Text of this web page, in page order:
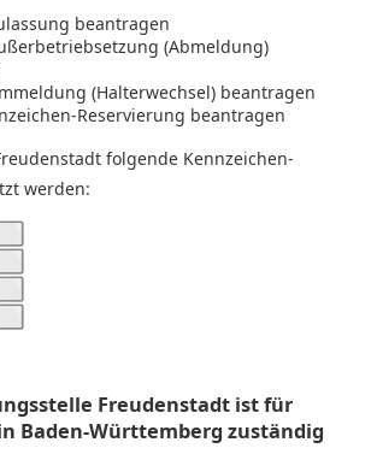
beantragen
(Abmeldung)
(Halterwechsel) beantragen
Reservierung beantragen
folgende Kennzeichen-
werden:
Freudenstadt ist für
Baden-Württemberg zuständig